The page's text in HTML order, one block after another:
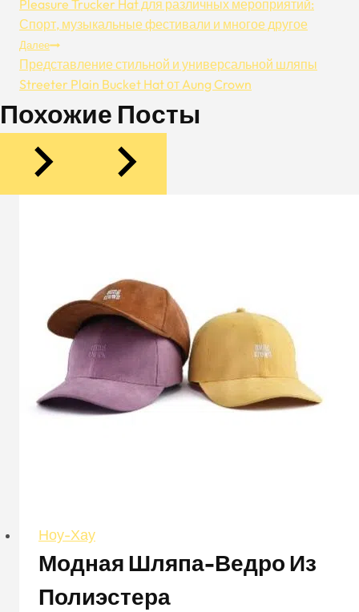
По
Записям
Pleasure Trucker Hat для различных мероприятий:
Спорт, музыкальные фестивали и многое другое
Далее
Представление стильной и универсальной шляпы
Streeter Plain Bucket Hat от Aung Crown
Похожие Посты
Ноу-Хау
Модная Шляпа-Ведро Из
Полиэстера